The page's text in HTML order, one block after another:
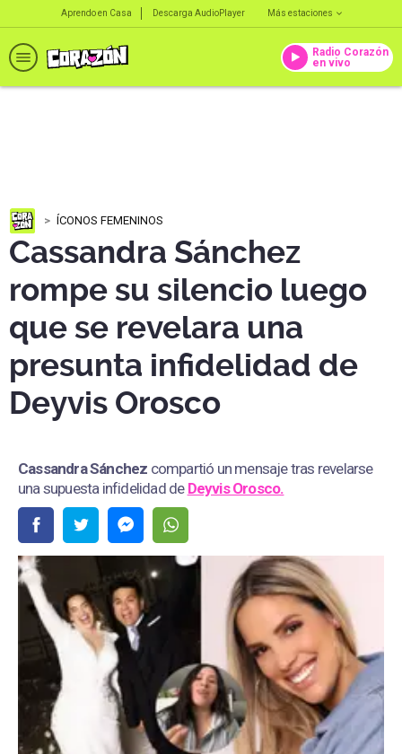
Aprendo en Casa Descarga AudioPlayer Más estaciones
Radio Corazón
en vivo
ÍCONOS FEMENINOS
Cassandra Sánchez
rompe su silencio luego
que se revelara una
presunta infidelidad de
Deyvis Orosco
Cassandra Sánchez compartió un mensaje tras revelarse
una supuesta infidelidad de Deyvis Orosco.